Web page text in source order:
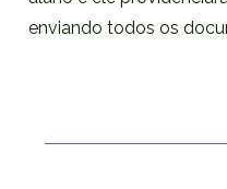
enviando todos os